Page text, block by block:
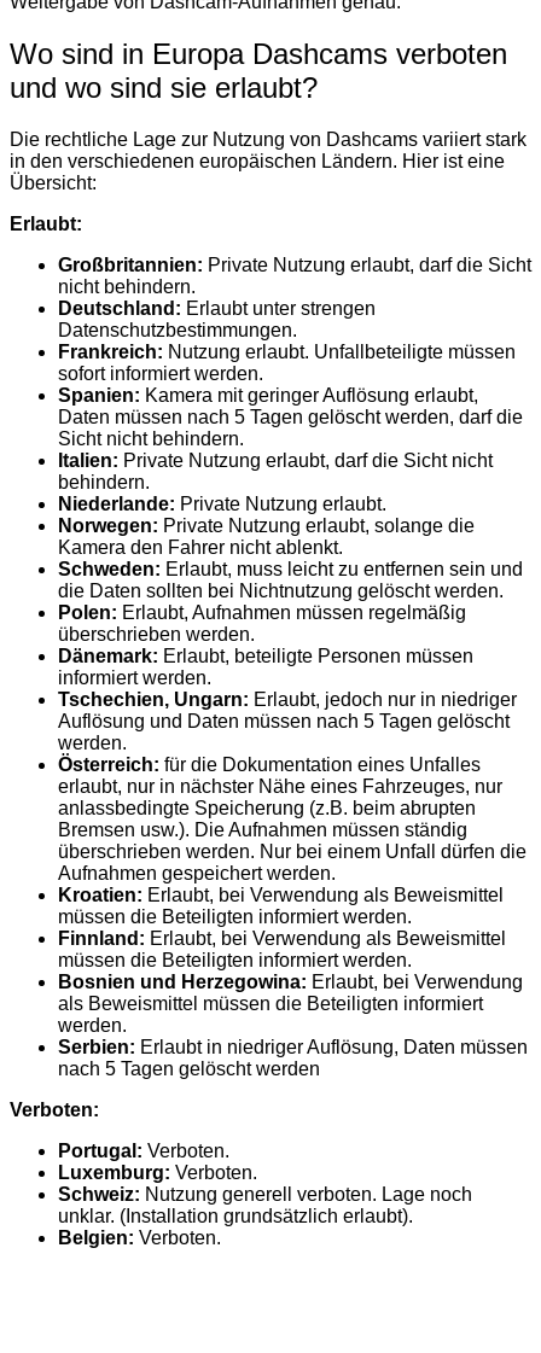
Wo sind in Europa Dashcams verboten
und wo sind sie erlaubt?
Die rechtliche Lage zur Nutzung von Dashcams variiert stark
in den verschiedenen europäischen Ländern. Hier ist eine
Übersicht:
Erlaubt:
Großbritannien: Private Nutzung erlaubt, darf die Sicht
nicht behindern.
Deutschland: Erlaubt unter strengen
Datenschutzbestimmungen.
Frankreich: Nutzung erlaubt. Unfallbeteiligte müssen
sofort informiert werden.
Spanien: Kamera mit geringer Auflösung erlaubt,
Daten müssen nach 5 Tagen gelöscht werden, darf die
Sicht nicht behindern.
Italien: Private Nutzung erlaubt, darf die Sicht nicht
behindern.
Niederlande: Private Nutzung erlaubt.
Norwegen: Private Nutzung erlaubt, solange die
Kamera den Fahrer nicht ablenkt.
Schweden: Erlaubt, muss leicht zu entfernen sein und
die Daten sollten bei Nichtnutzung gelöscht werden.
Polen: Erlaubt, Aufnahmen müssen regelmäßig
überschrieben werden.
Dänemark: Erlaubt, beteiligte Personen müssen
informiert werden.
Tschechien, Ungarn: Erlaubt, jedoch nur in niedriger
Auflösung und Daten müssen nach 5 Tagen gelöscht
werden.
Österreich: für die Dokumentation eines Unfalles
erlaubt, nur in nächster Nähe eines Fahrzeuges, nur
anlassbedingte Speicherung (z.B. beim abrupten
Bremsen usw.). Die Aufnahmen müssen ständig
überschrieben werden. Nur bei einem Unfall dürfen die
Aufnahmen gespeichert werden.
Kroatien: Erlaubt, bei Verwendung als Beweismittel
müssen die Beteiligten informiert werden.
Finnland: Erlaubt, bei Verwendung als Beweismittel
müssen die Beteiligten informiert werden.
Bosnien und Herzegowina: Erlaubt, bei Verwendung
als Beweismittel müssen die Beteiligten informiert
werden.
Serbien: Erlaubt in niedriger Auflösung, Daten müssen
nach 5 Tagen gelöscht werden
Verboten:
Portugal: Verboten.
Luxemburg: Verboten.
Schweiz: Nutzung generell verboten. Lage noch
unklar. (Installation grundsätzlich erlaubt).
Belgien: Verboten.